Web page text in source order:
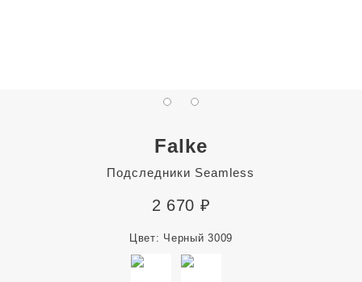
Falke
Подследники Seamless
2 670 ₽
Цвет: Черный 3009